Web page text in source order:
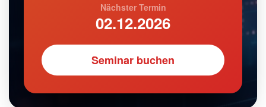
Nächster Termin
02.12.2026
Seminar buchen